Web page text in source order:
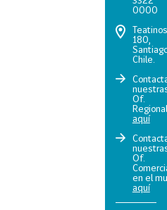
0000
Teatinos
180,
Chile.
Of.
aquí
Of.
en el
aquí